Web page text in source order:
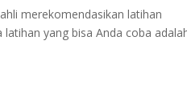
merekomendasikan latihan
yang bisa Anda coba